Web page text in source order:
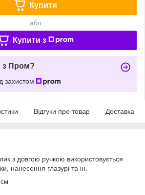
Купити
або
Купити з
з Пром?
захистом
Відгуки про товар Доставка
з довгою ручкою використовується
нанесення глазурі та ін.